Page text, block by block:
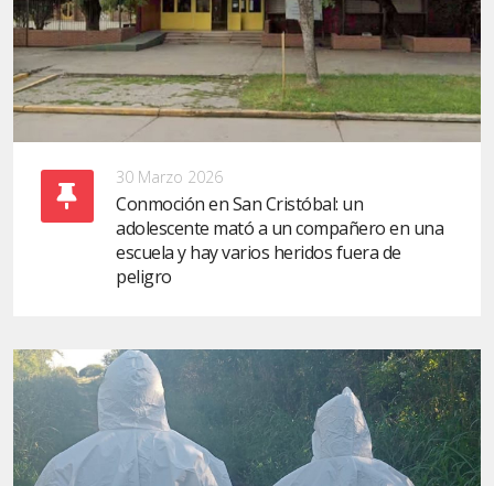
30 Marzo 2026
Conmoción en San Cristóbal: un
adolescente mató a un compañero en una
escuela y hay varios heridos fuera de
peligro